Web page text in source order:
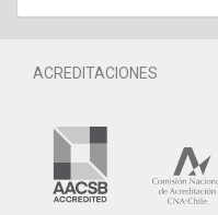
ACREDITACIONES